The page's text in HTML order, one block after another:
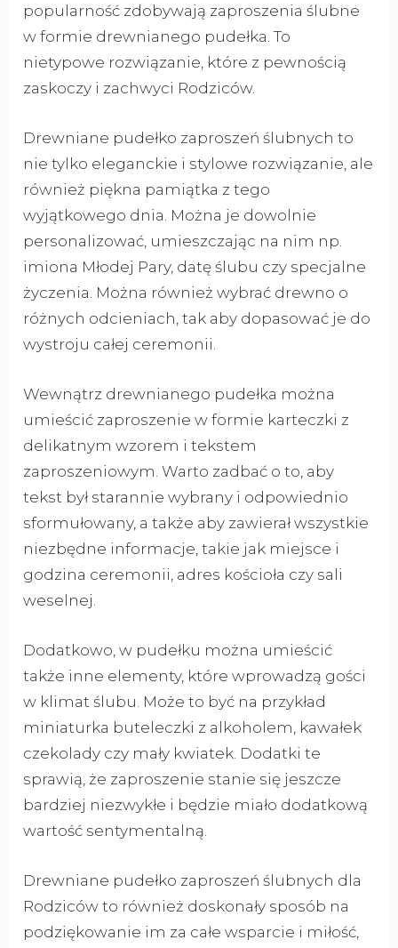
popularność zdobywają zaproszenia ślubne
w formie drewnianego pudełka. To
nietypowe rozwiązanie, które z pewnością
zaskoczy i zachwyci Rodziców.
Drewniane pudełko zaproszeń ślubnych to
nie tylko eleganckie i stylowe rozwiązanie, ale
również piękna pamiątka z tego
wyjątkowego dnia. Można je dowolnie
personalizować, umieszczając na nim np.
imiona Młodej Pary, datę ślubu czy specjalne
życzenia. Można również wybrać drewno o
różnych odcieniach, tak aby dopasować je do
wystroju całej ceremonii.
Wewnątrz drewnianego pudełka można
umieścić zaproszenie w formie karteczki z
delikatnym wzorem i tekstem
zaproszeniowym. Warto zadbać o to, aby
tekst był starannie wybrany i odpowiednio
sformułowany, a także aby zawierał wszystkie
niezbędne informacje, takie jak miejsce i
godzina ceremonii, adres kościoła czy sali
weselnej.
Dodatkowo, w pudełku można umieścić
także inne elementy, które wprowadzą gości
w klimat ślubu. Może to być na przykład
miniaturka buteleczki z alkoholem, kawałek
czekolady czy mały kwiatek. Dodatki te
sprawią, że zaproszenie stanie się jeszcze
bardziej niezwykłe i będzie miało dodatkową
wartość sentymentalną.
Drewniane pudełko zaproszeń ślubnych dla
Rodziców to również doskonały sposób na
podziękowanie im za całe wsparcie i miłość,